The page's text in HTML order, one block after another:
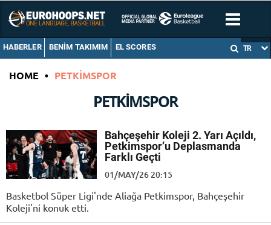
HABERLER BENIM TAKIMIM EL SCORES TR
HOME • PETKIMSPOR
PETKIMSPOR
Bahçeşehir Koleji 2. Yarı Açıldı,
Petkimspor’u Deplasmanda
Farklı Geçti
01/MAY/26 20:15
Basketbol Süper Ligi'nde Aliağa Petkimspor, Bahçeşehir
Koleji'ni konuk etti.